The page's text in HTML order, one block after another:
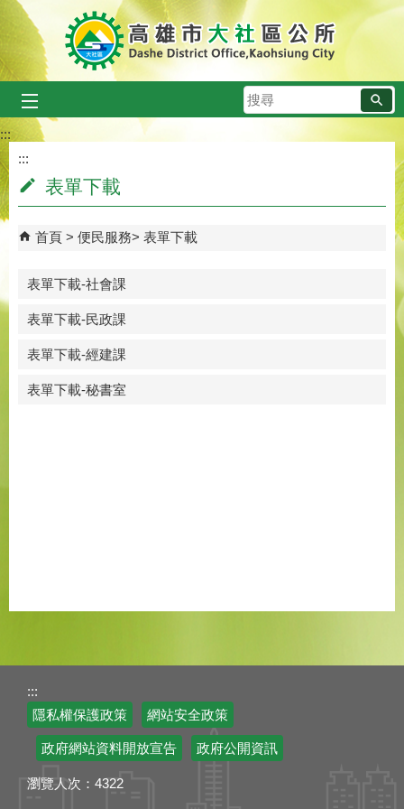
跳到主要內容區塊
搜
尋
:::
:::
表單下載
首頁 便民服務 表單下載
表單下載-社會課
表單下載-民政課
表單下載-經建課
表單下載-秘書室
:::
隱私權保護政策
網站安全政策
政府網站資料開放宣告 政府公開資訊
瀏覽人次： 4322